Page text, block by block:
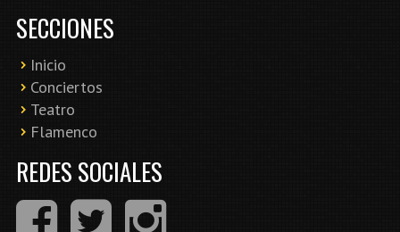
SECCIONES
Inicio
Conciertos
Teatro
Flamenco
REDES SOCIALES